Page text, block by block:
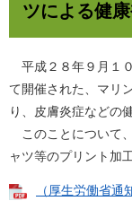
ツによる健
平成２８年９月１
て開催された、マリ
り、皮膚炎症などの
このことについて
ャツ等のプリント加
（厚生労働省